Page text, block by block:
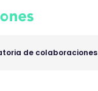
de colaboraciones